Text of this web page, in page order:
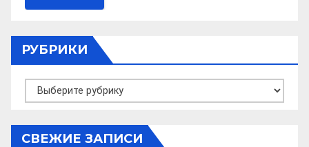
РУБРИКИ
Рубрики
СВЕЖИЕ ЗАПИСИ